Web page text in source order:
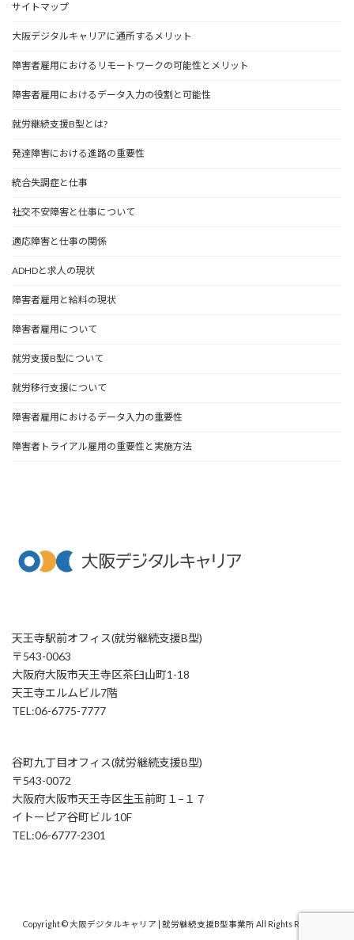
サイトマップ
大阪デジタルキャリアに通所するメリット
障害者雇用におけるリモートワークの可能性とメリット
障害者雇用におけるデータ入力の役割と可能性
就労継続支援B型とは?
発達障害における進路の重要性
統合失調症と仕事
社交不安障害と仕事について
適応障害と仕事の関係
ADHDと求人の現状
障害者雇用と給料の現状
障害者雇用について
就労支援B型について
就労移行支援について
障害者雇用におけるデータ入力の重要性
障害者トライアル雇用の重要性と実施方法
天王寺駅前オフィス(就労継続支援B型)
〒543-0063
大阪府大阪市天王寺区茶臼山町1-18
天王寺エルムビル7階
TEL:06-6775-7777
谷町九丁目オフィス(就労継続支援B型)
〒543-0072
大阪府大阪市天王寺区生玉前町１−１７
イトーピア谷町ビル 10F
TEL:06-6777-2301
Copyright © 大阪デジタルキャリア | 就労継続支援B型事業所 All Rights Reserved.